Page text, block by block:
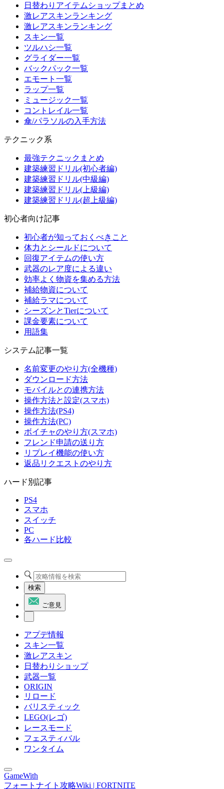
日替わりアイテムショップまとめ
激レアスキンランキング
激レアスキンランキング
スキン一覧
ツルハシ一覧
グライダー一覧
バックパック一覧
エモート一覧
ラップ一覧
ミュージック一覧
コントレイル一覧
傘/パラソルの入手方法
テクニック系
最強テクニックまとめ
建築練習ドリル(初心者編)
建築練習ドリル(中級編)
建築練習ドリル(上級編)
建築練習ドリル(超上級編)
初心者向け記事
初心者が知っておくべきこと
体力とシールドについて
回復アイテムの使い方
武器のレア度による違い
効率よく物資を集める方法
補給物資について
補給ラマについて
シーズンとTierについて
課金要素について
用語集
システム記事一覧
名前変更のやり方(全機種)
ダウンロード方法
モバイルとの連携方法
操作方法と設定(スマホ)
操作方法(PS4)
操作方法(PC)
ボイチャのやり方(スマホ)
フレンド申請の送り方
リプレイ機能の使い方
返品リクエストのやり方
ハード別記事
PS4
スマホ
スイッチ
PC
各ハード比較
検索
ご意見
アプデ情報
スキン一覧
激レアスキン
日替わりショップ
武器一覧
ORIGIN
リロード
バリスティック
LEGO(レゴ)
レースモード
フェスティバル
ワンタイム
GameWith
フォートナイト攻略Wiki | FORTNITE